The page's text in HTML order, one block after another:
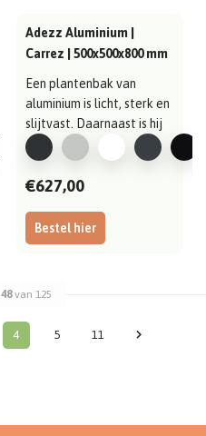
Adezz Aluminium |
Carrez | 500x500x800 mm
Een plantenbak van
aluminium is licht, sterk en
slijtvast. Daarnaast is hij
gema..
Bestel hier
€627,00
48van 125
4 5 11